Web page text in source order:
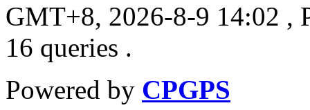
GMT+8, 2026-8-9 14:02 ,
16 queries .
Powered by CPGPS